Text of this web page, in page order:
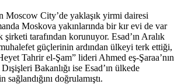
Moscow City’de yaklaşık yirmi dairesi
Moskova yakınlarında bir kır evi de var
tarafından korunuyor. Esad’ın Aralık
güçlerinin ardından ülkeyi terk ettiği,
Tahrir el-Şam” lideri Ahmed eş-Şaraa’nın
Bakanlığı ise Esad’ın ülkede
doğrulamıştı.